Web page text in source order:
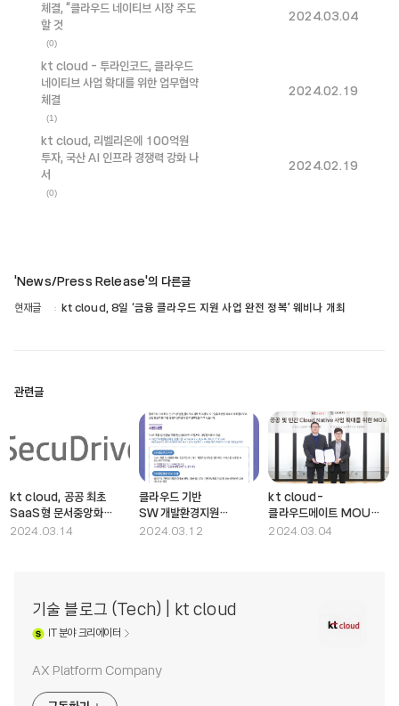
체결, “클라우드 네이티브 시장 주도
할 것
(0)
2024.03.04
kt cloud - 투라인코드, 클라우드
네이티브 사업 확대를 위한 업무협약
체결
(1)
2024.02.19
kt cloud, 리벨리온에 100억원
투자, 국산 AI 인프라 경쟁력 강화 나
서
(0)
2024.02.19
'News/Press Release'의 다른글
현재글
kt cloud, 8일 ‘금융 클라우드 지원 사업 완전 정복’ 웨비나 개최
관련글
kt cloud, 공공 최초
SaaS형 문서중앙화
솔루션 ‘SecuDrive’
2024.03.14
클라우드 기반
SW개발환경지원
수요기업 모집(24.
2024.03.12
kt cloud-
클라우드메이트 MOU
체결, “클라우드 네이티브
2024.03.04
기술 블로그 (Tech) | kt cloud
IT분야 크리에이터
AX Platform Company